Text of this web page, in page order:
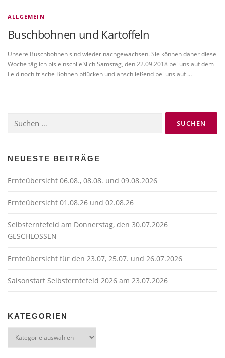
ALLGEMEIN
Buschbohnen und Kartoffeln
Unsere Buschbohnen sind wieder nachgewachsen. Sie können daher diese
Woche täglich bis einschließlich Samstag, den 22.09.2018 bei uns auf dem
Feld noch frische Bohnen pflücken und anschließend bei uns auf …
nach:
NEUESTE BEITRÄGE
Ernteübersicht 06.08., 08.08. und 09.08.2026
Ernteübersicht 01.08.26 und 02.08.26
Selbsterntefeld am Donnerstag, den 30.07.2026
GESCHLOSSEN
Ernteübersicht für den 23.07, 25.07. und 26.07.2026
Saisonstart Selbsterntefeld 2026 am 23.07.2026
KATEGORIEN